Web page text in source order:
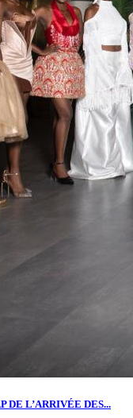
DE L’ARRIVÉE DES...